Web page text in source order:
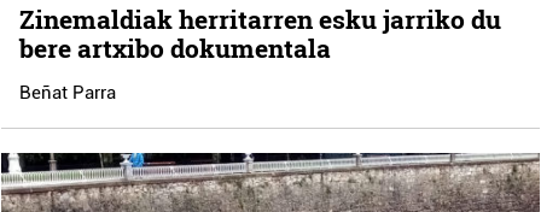
Zinemaldiak herritarren esku jarriko du
bere artxibo dokumentala
Beñat Parra